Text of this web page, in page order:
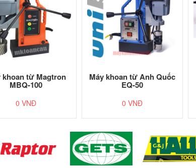
khoan từ Magtron
MBQ-100
0 VNĐ
Máy khoan từ Anh Quốc
EQ-50
0 VNĐ